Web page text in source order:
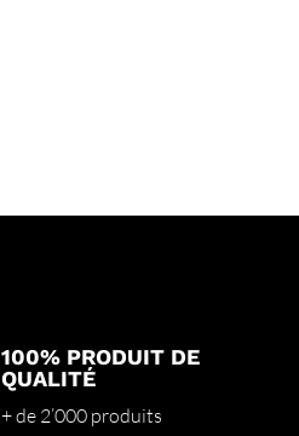
100% PRODUIT DE
QUALITÉ
+ de 2’000 produits